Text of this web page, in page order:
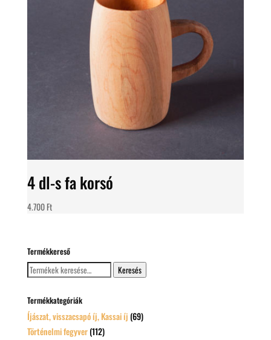
4 dl-s fa korsó
4.700Ft
Termékkereső
Keresés
a
Keresés
Termékkategóriák
Íjászat, visszacsapó íj, Kassai íj (69)
Történelmi fegyver (112)